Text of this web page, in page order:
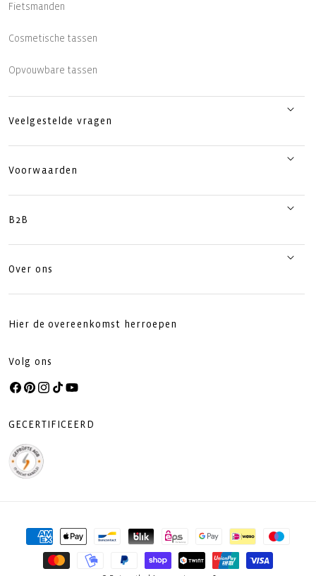
Fietsmanden
Cosmetische tassen
Opvouwbare tassen
Veelgestelde vragen
Voorwaarden
B2B
Over ons
Hier de overeenkomst herroepen
Volg ons
Facebook
Pinterest
Instagram
TikTokYouTube
GECERTIFICEERD
Betaalmethoden